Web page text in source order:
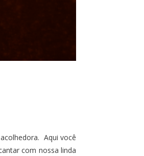
Aqui você
com nossa linda